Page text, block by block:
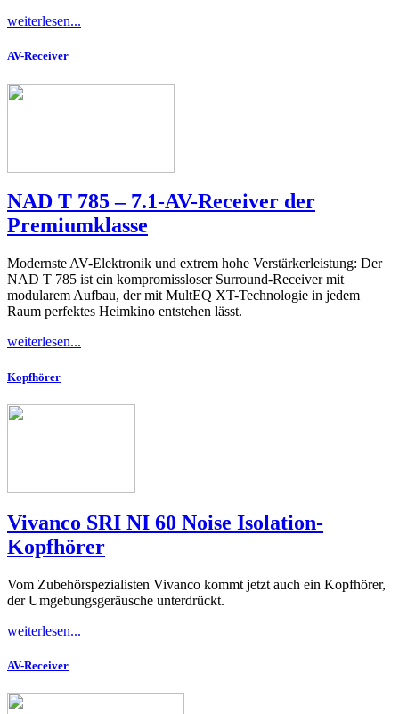
weiterlesen...
AV-Receiver
NAD T 785 – 7.1-AV-Receiver der
Premiumklasse
Modernste AV-Elektronik und extrem hohe Verstärkerleistung: Der
NAD T 785 ist ein kompromissloser Surround-Receiver mit
modularem Aufbau, der mit MultEQ XT-Technologie in jedem
Raum perfektes Heimkino entstehen lässt.
weiterlesen...
Kopfhörer
Vivanco SRI NI 60 Noise Isolation-
Kopfhörer
Vom Zubehörspezialisten Vivanco kommt jetzt auch ein Kopfhörer,
der Umgebungsgeräusche unterdrückt.
weiterlesen...
AV-Receiver